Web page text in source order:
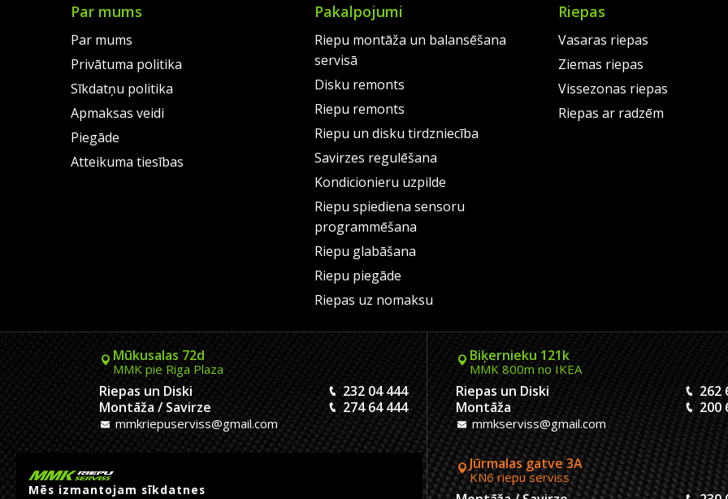
Par mums
Par mums
Privātuma politika
Sīkdatņu politika
Apmaksas veidi
Piegāde
Atteikuma tiesības
Pakalpojumi
Riepu montāža un balansēšana
servisā
Disku remonts
Riepu remonts
Riepu un disku tirdzniecība
Savirzes regulēšana
Kondicionieru uzpilde
Riepu spiediena sensoru
programmēšana
Riepu glabāšana
Riepu piegāde
Riepas uz nomaksu
Riepas
Vasaras riepas
Ziemas riepas
Vissezonas riepas
Riepas ar radzēm
Mūkusalas 72d
MMK pie Riga Plaza
Riepas un Diski
232 04 444
Montāža / Savirze
274 64 444
mmkriepuserviss@gmail.com
Biķernieku 121k
MMK 800m no IKEA
Riepas un Diski
262
Montāža
200
mmkserviss@gmail.com
MMK Dreiliņu aplis
Jūrmalas gatve 3A
KN6 riepu serviss
Mēs izmantojam sīkdatnes